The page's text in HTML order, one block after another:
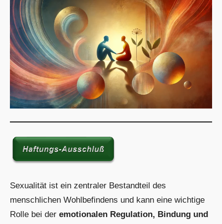
Sexualität ist ein zentraler Bestandteil des
menschlichen Wohlbefindens und kann eine wichtige
Rolle bei der emotionalen Regulation, Bindung und